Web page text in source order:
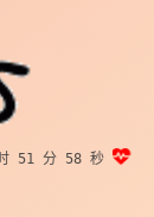
52 分 00 秒